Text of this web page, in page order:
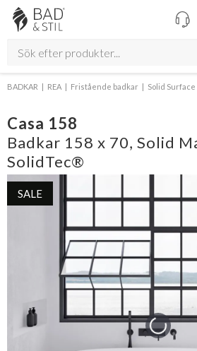
BADKAR REA Fristående badkar Solid
Casa 158
Badkar 158 x 70, Solid
SolidTec®
SALE